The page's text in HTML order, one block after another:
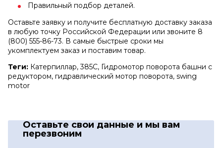
Правильный подбор деталей.
Оставьте заявку и получите бесплатную доставку заказа
в любую точку Российской Федерации или звоните 8
(800) 555-86-73. В самые быстрые сроки мы
укомплектуем заказ и поставим товар.
Теги: Катерпиллар, 385C, Гидромотор поворота башни с
редуктором, гидравлический мотор поворота, swing
motor
Оставьте свои данные и мы вам
перезвоним